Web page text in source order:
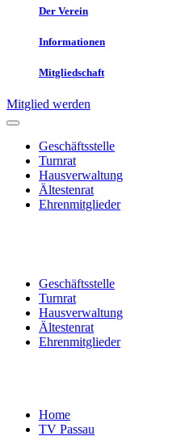
Der Verein
Informationen
Mitgliedschaft
Mitglied werden
Geschäftsstelle
Turnrat
Hausverwaltung
Ältestenrat
Ehrenmitglieder
Geschäftsstelle
Turnrat
Hausverwaltung
Ältestenrat
Ehrenmitglieder
Home
TV Passau